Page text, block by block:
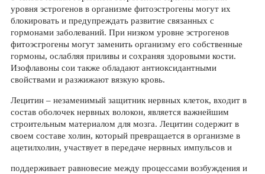
уровня эстрогенов в организме фитоэстрогены могут их
блокировать и предупреждать развитие связанных с
гормонами заболеваний. При низком уровне эстрогенов
фитоэсгрогены могут заменить организму его собственные
гормоны, ослабляя приливы и сохраняя здоровыми кости.
Изофлавоны сои также обладают антиоксидантными
свойствами и разжижают вязкую кровь.
Лецитин – незаменимый защитник нервных клеток, входит в
состав оболочек нервных волокон, является важнейшим
строительным материалом для мозга. Лецитин содержит в
своем составе холин, который превращается в организме в
ацетилхолин, участвует в передаче нервных импульсов и
поддерживает равновесие между процессами возбуждения и